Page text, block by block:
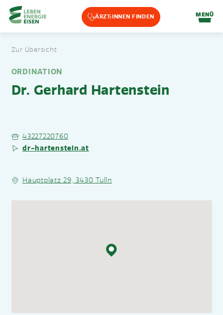
Zum Hauptinhalt springen
MENÜ
ÄRZT:INNEN FINDEN
Home-Eisencheck
Zur Übersicht
ORDINATION
Dr. Gerhard Hartenstein
43227220760
dr-hartenstein.at
Hauptplatz 29, 3430 Tulln